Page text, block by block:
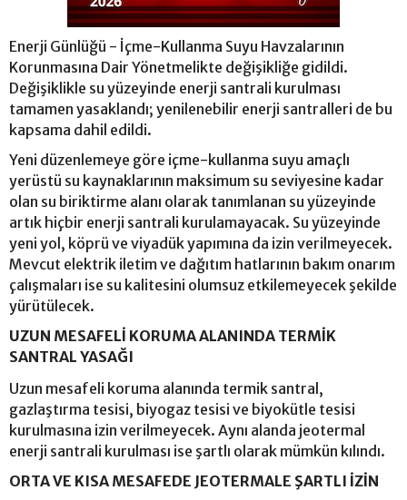
Enerji Günlüğü - İçme-Kullanma Suyu Havzalarının
Korunmasına Dair Yönetmelikte değişikliğe gidildi.
Değişiklikle su yüzeyinde enerji santrali kurulması
tamamen yasaklandı; yenilenebilir enerji santralleri de bu
kapsama dahil edildi.
Yeni düzenlemeye göre içme-kullanma suyu amaçlı
yerüstü su kaynaklarının maksimum su seviyesine kadar
olan su biriktirme alanı olarak tanımlanan su yüzeyinde
artık hiçbir enerji santrali kurulamayacak. Su yüzeyinde
yeni yol, köprü ve viyadük yapımına da izin verilmeyecek.
Mevcut elektrik iletim ve dağıtım hatlarının bakım onarım
çalışmaları ise su kalitesini olumsuz etkilemeyecek şekilde
yürütülecek.
UZUN MESAFELİ KORUMA ALANINDA TERMİK
SANTRAL YASAĞI
Uzun mesafeli koruma alanında termik santral,
gazlaştırma tesisi, biyogaz tesisi ve biyokütle tesisi
kurulmasına izin verilmeyecek. Aynı alanda jeotermal
enerji santrali kurulması ise şartlı olarak mümkün kılındı.
ORTA VE KISA MESAFEDE JEOTERMALE ŞARTLI İZİN